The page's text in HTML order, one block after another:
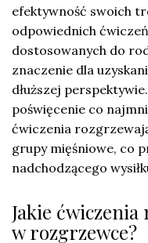
efektywność swoich
odpowiednich
dostosowanych do
znaczenie dla
dłuższej
poświęcenie co
ćwiczenia
grupy mięśniowe, co
nadchodzącego
Jakie
w rozgrzewce?